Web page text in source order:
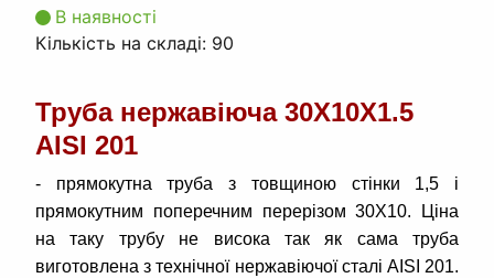
В наявності
Кількість на складі: 90
Труба нержавіюча 30Х10Х1.5
AISI 201
- прямокутна труба з товщиною стінки 1,5 і
прямокутним поперечним перерізом 30Х10. Ціна
на таку трубу не висока так як сама труба
виготовлена з технічної нержавіючої сталі AISI 201.